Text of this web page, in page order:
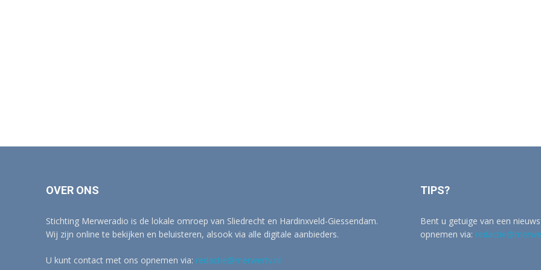
OVER ONS
Stichting Merweradio is de lokale omroep van Sliedrecht en Hardinxveld-Giessendam.
Wij zijn online te bekijken en beluisteren, alsook via alle digitale aanbieders.
U kunt contact met ons opnemen via: redactie@merwertv.nl
TIPS?
Bent u getuige van een
opnemen via: